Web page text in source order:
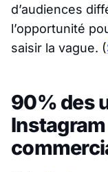
d’audiences
l’opportunité
saisir la vague. (
90% des